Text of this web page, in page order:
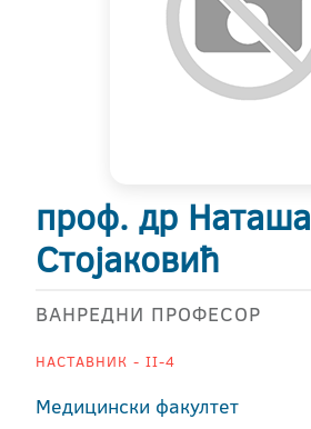
проф. др Наташа
Стојаковић
ВАНРЕДНИ ПРОФЕСОР
НАСТАВНИК - II-4
Медицински факултет